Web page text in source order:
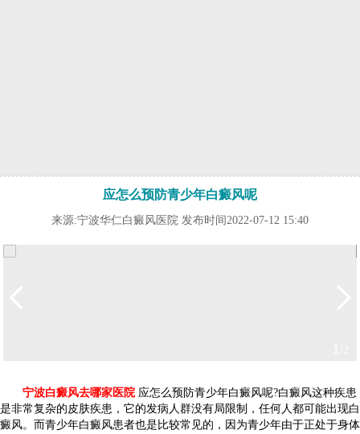
应怎么预防青少年白癜风呢
来源:宁波华仁白癜风医院 发布时间2022-07-12 15:40
宁波白癜风去哪家医院应怎么预防青少年白癜风呢?白癜风这种疾患
是非常复杂的皮肤疾患，它的发病人群没有局限制，任何人都可能出现白
癜风。而青少年白癜风患者也是比较常见的，因为青少年由于正处于身体